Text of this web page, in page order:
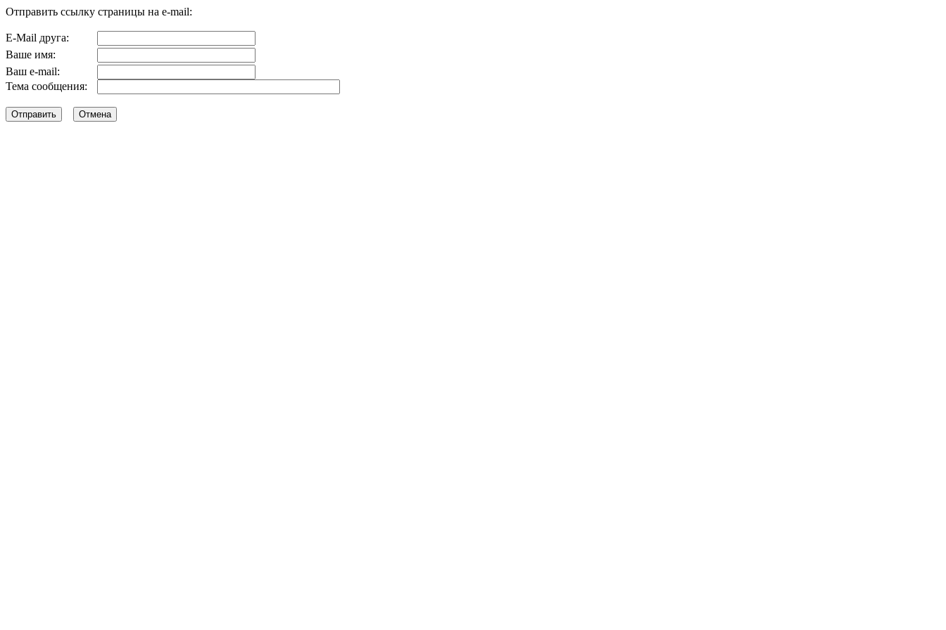
Отправить ссылку страницы на e-mail:
E-Mail друга:
Ваше имя:
Ваш e-mail:
Тема сообщения: